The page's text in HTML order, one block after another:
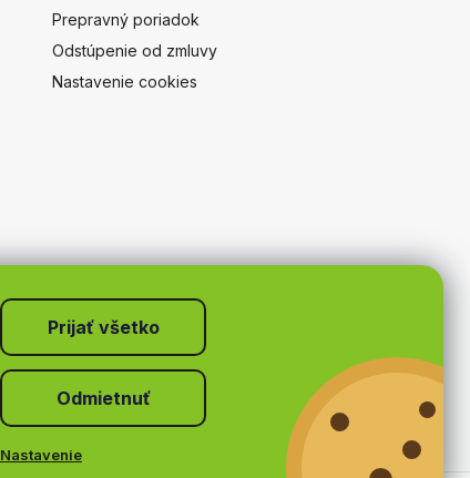
Nastavenie
Odmietnuť
Prepravný poriadok
Odstúpenie od zmluvy
Nastavenie cookies